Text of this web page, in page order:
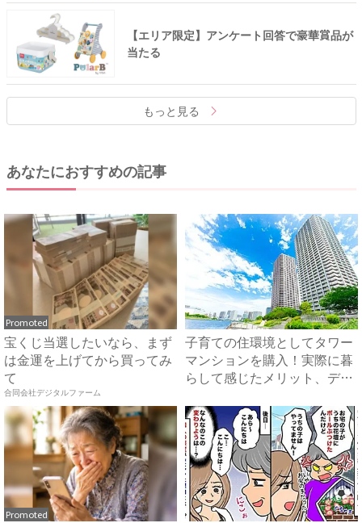
【エリア限定】アンケート回答で豪華賞品が
当たる
もっと見る
あなたにおすすめの記事
Promoted
宝くじ当選したいなら、まず
は金運を上げてから買ってみ
て
合同会社デジタルファーム
子育ての住環境としてタワー
マンションを購入！実際に暮
らして感じたメリット、デメ
Promoted